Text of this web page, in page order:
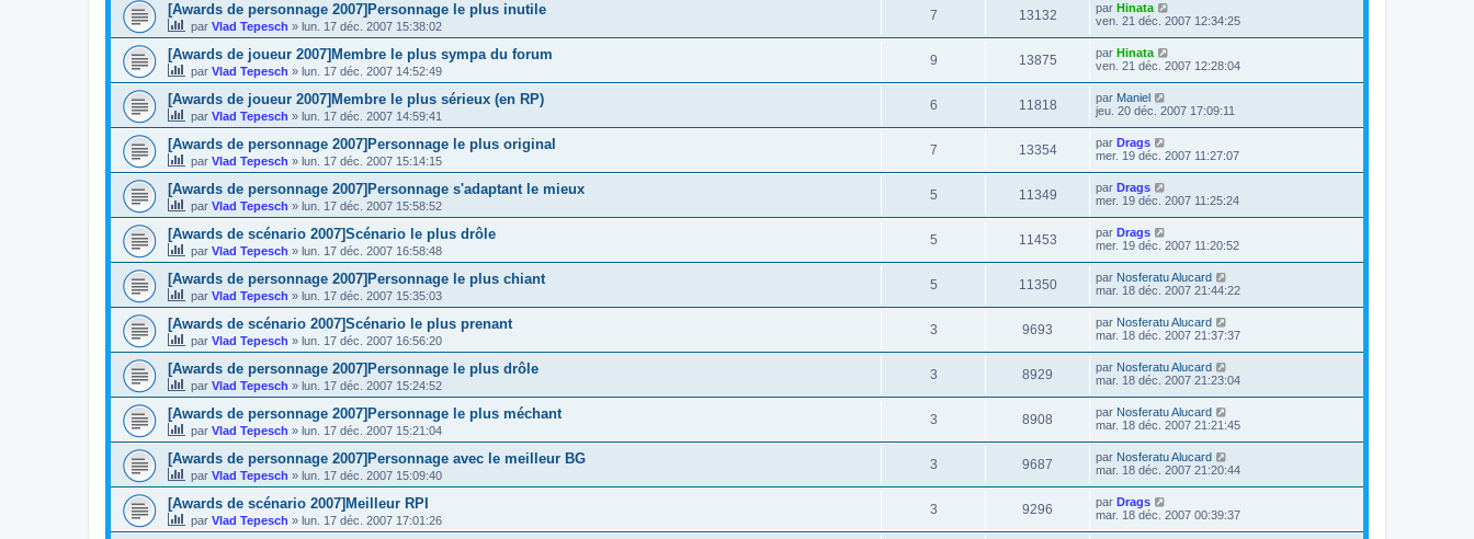
[Awards de personnage 2007]Personnage le plus inutile
par Vlad Tepesch » lun. 17 déc. 2007 15:38:02
7 13132 par Hinata
ven. 21 déc. 2007 12:34:25
[Awards de joueur 2007]Membre le plus sympa du forum
par Vlad Tepesch » lun. 17 déc. 2007 14:52:49
9 13875 par Hinata
ven. 21 déc. 2007 12:28:04
[Awards de joueur 2007]Membre le plus sérieux (en RP)
par Vlad Tepesch » lun. 17 déc. 2007 14:59:41
6 11818 par Maniel
jeu. 20 déc. 2007 17:09:11
[Awards de personnage 2007]Personnage le plus original
par Vlad Tepesch » lun. 17 déc. 2007 15:14:15
7 13354 par Drags
mer. 19 déc. 2007 11:27:07
[Awards de personnage 2007]Personnage s'adaptant le mieux
par Vlad Tepesch » lun. 17 déc. 2007 15:58:52
5 11349 par Drags
mer. 19 déc. 2007 11:25:24
[Awards de scénario 2007]Scénario le plus drôle
par Vlad Tepesch » lun. 17 déc. 2007 16:58:48
5 11453 par Drags
mer. 19 déc. 2007 11:20:52
[Awards de personnage 2007]Personnage le plus chiant
par Vlad Tepesch » lun. 17 déc. 2007 15:35:03
5 11350 par Nosferatu Alucard
mar. 18 déc. 2007 21:44:22
[Awards de scénario 2007]Scénario le plus prenant
par Vlad Tepesch » lun. 17 déc. 2007 16:56:20
3 9693 par Nosferatu Alucard
mar. 18 déc. 2007 21:37:37
[Awards de personnage 2007]Personnage le plus drôle
par Vlad Tepesch » lun. 17 déc. 2007 15:24:52
3 8929 par Nosferatu Alucard
mar. 18 déc. 2007 21:23:04
[Awards de personnage 2007]Personnage le plus méchant
par Vlad Tepesch » lun. 17 déc. 2007 15:21:04
3 8908 par Nosferatu Alucard
mar. 18 déc. 2007 21:21:45
[Awards de personnage 2007]Personnage avec le meilleur BG
par Vlad Tepesch » lun. 17 déc. 2007 15:09:40
3 9687 par Nosferatu Alucard
mar. 18 déc. 2007 21:20:44
[Awards de scénario 2007]Meilleur RPI
par Vlad Tepesch » lun. 17 déc. 2007 17:01:26
3 9296 par Drags
mar. 18 déc. 2007 00:39:37